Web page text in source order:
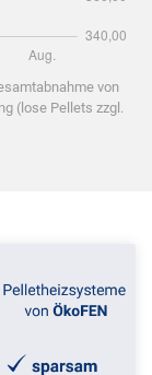
von
(lose Pellets zzgl.